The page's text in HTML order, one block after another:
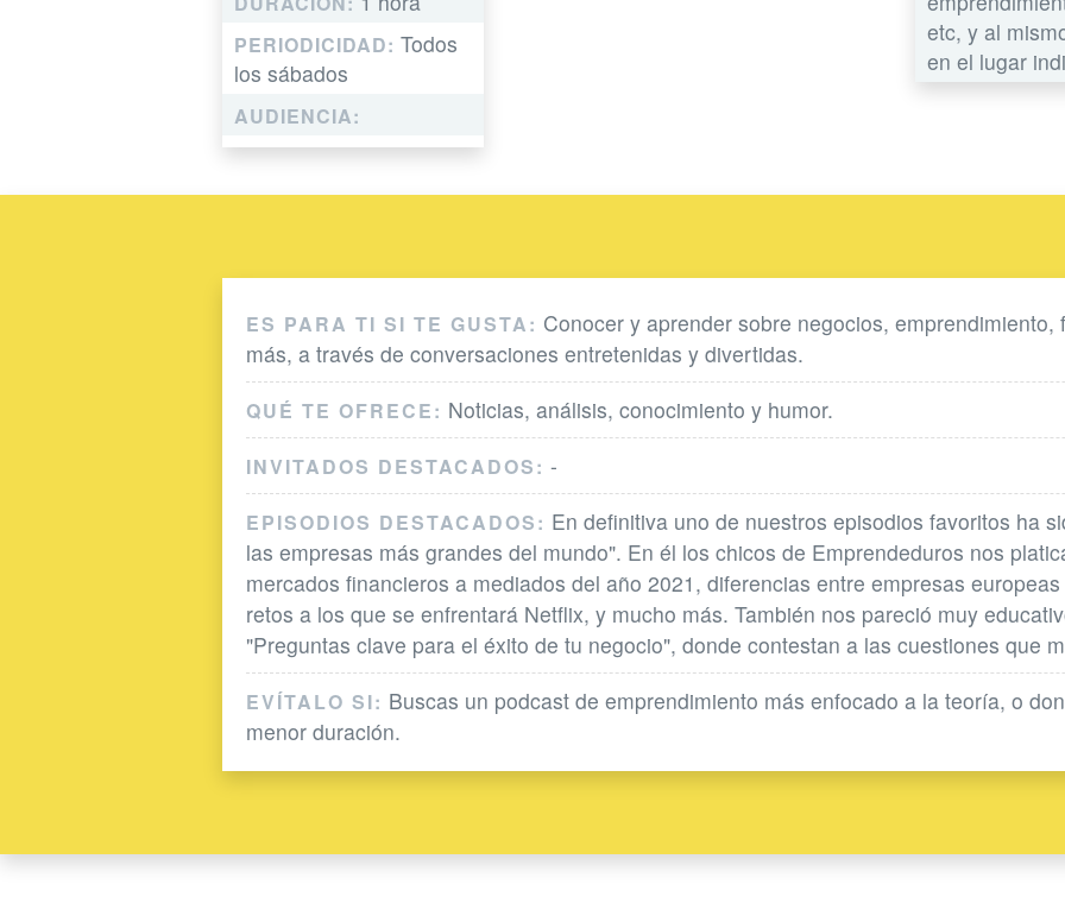
PERIODICIDAD: Todos
los sábados
AUDIENCIA:
etc, y al
en el lugar
ES PARA TI SI TE GUSTA: Conocer y aprender sobre negocios,
más, a través de conversaciones entretenidas y divertidas.
QUÉ TE OFRECE: Noticias, análisis, conocimiento y humor.
INVITADOS DESTACADOS: -
EPISODIOS DESTACADOS: En definitiva uno de nuestros episodios favoritos ha
las empresas más grandes del mundo". En él los chicos de Emprendeduros nos
mercados financieros a mediados del año 2021, diferencias entre empresas
retos a los que se enfrentará Netflix, y mucho más. También nos pareció muy
"Preguntas clave para el éxito de tu negocio", donde contestan a las cuestiones que
EVÍTALO SI: Buscas un podcast de emprendimiento más enfocado a la teoría, o
menor duración.